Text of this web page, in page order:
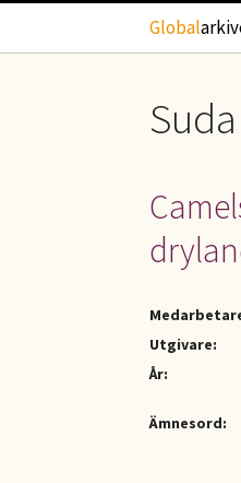
Hoppa till huvudinnehåll
Global
Utgivare:
År:
Ämnesord: